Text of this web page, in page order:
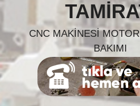
CNC MAKINESI
BAKIMI